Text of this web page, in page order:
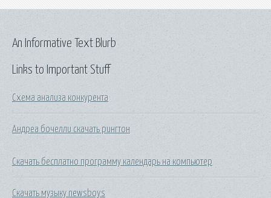
Links to Important Stuff
Схема анализа конкурента
Андреа бочелли скачать рингтон
Скачать бесплатно программу календарь на компьютер
Скачать музыку newsboys
An Informative Text Blurb